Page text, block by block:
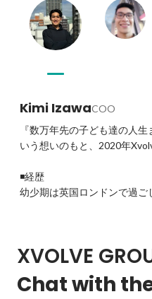
Kimi IzawaCOO
『数万年先の子ども達の人
いう想いのもと、2020年
◾️経歴
幼少期は英国ロンドンで過ご
XVOLVE
Chat with